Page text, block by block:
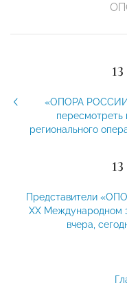
«ОПОРА РОССИИ»
пересмотреть
регионального
Представители
XX Международном
вчера,